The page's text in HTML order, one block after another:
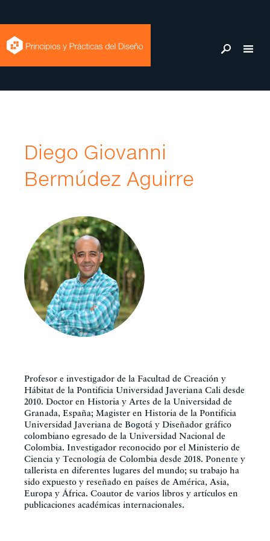
Diego Giovanni
Bermúdez Aguirre
Profesor e investigador de la Facultad de Creación y
Hábitat de la Pontificia Universidad Javeriana Cali desde
2010. Doctor en Historia y Artes de la Universidad de
Granada, España; Magister en Historia de la Pontificia
Universidad Javeriana de Bogotá y Diseñador gráfico
colombiano egresado de la Universidad Nacional de
Colombia. Investigador reconocido por el Ministerio de
Ciencia y Tecnología de Colombia desde 2018. Ponente y
tallerista en diferentes lugares del mundo; su trabajo ha
sido expuesto y reseñado en países de América, Asia,
Europa y África. Coautor de varios libros y artículos en
publicaciones académicas internacionales.